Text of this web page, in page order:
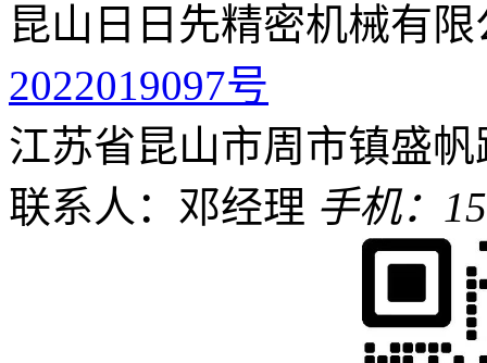
昆山日日先精密机械有限
2022019097号
江苏省昆山市周市镇盛帆
联系人：邓经理 手机：